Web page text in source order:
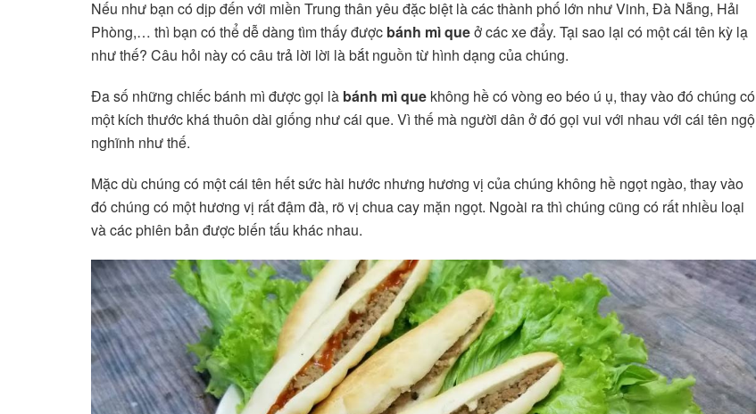
Nếu như bạn có dịp đến với miền Trung thân yêu đặc biệt là các thành phố lớn như Vinh, Đà Nẵng, Hải
Phòng,… thì bạn có thể dễ dàng tìm thấy được bánh mì queở các xe đẩy. Tại sao lại có một cái tên kỳ lạ
như thế? Câu hỏi này có câu trả lời lời là bắt nguồn từ hình dạng của chúng.
Đa số những chiếc bánh mì được gọi là bánh mì que không hề có vòng eo béo ú ụ, thay vào đó chúng có
một kích thước khá thuôn dài giống như cái que. Vì thế mà người dân ở đó gọi vui với nhau với cái tên ngộ
nghĩnh như thế.
Mặc dù chúng có một cái tên hết sức hài hước nhưng hương vị của chúng không hề ngọt ngào, thay vào
đó chúng có một hương vị rất đậm đà, rõ vị chua cay mặn ngọt. Ngoài ra thì chúng cũng có rất nhiều loại
và các phiên bản được biến tấu khác nhau.